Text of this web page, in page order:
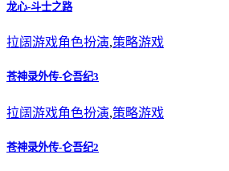
龙心-斗士之路
拉阔游戏角色扮演,策略游戏
苍神录外传-仑吾纪3
拉阔游戏角色扮演,策略游戏
苍神录外传-仑吾纪2